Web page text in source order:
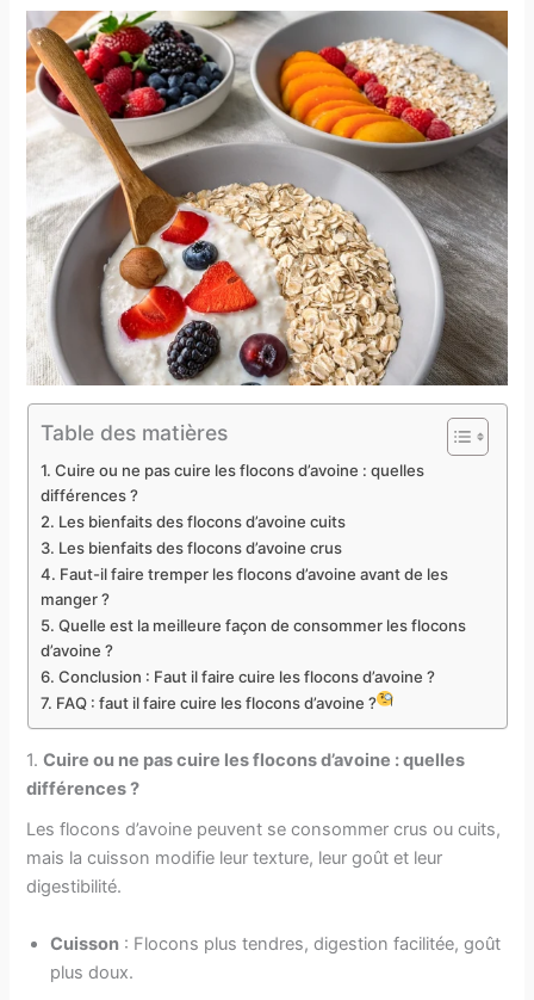
Table des matières
1. Cuire ou ne pas cuire les flocons d’avoine : quelles
différences ?
2. Les bienfaits des flocons d’avoine cuits
3. Les bienfaits des flocons d’avoine crus
4. Faut-il faire tremper les flocons d’avoine avant de les
manger ?
5. Quelle est la meilleure façon de consommer les flocons
d’avoine ?
6. Conclusion : Faut il faire cuire les flocons d’avoine ?
7. FAQ : faut il faire cuire les flocons d’avoine ?
1.Cuire ou ne pas cuire les flocons d’avoine : quelles
différences ?
Les flocons d’avoine peuvent se consommer crus ou cuits,
mais la cuisson modifie leur texture, leur goût et leur
digestibilité.
Cuisson : Flocons plus tendres, digestion facilitée, goût
plus doux.